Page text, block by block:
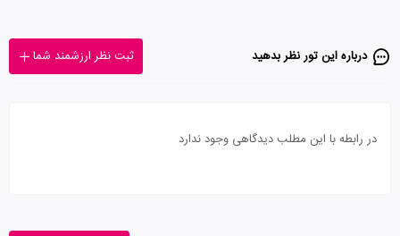
درباره این تور‌ نظر بدهید ثبت نظر ارزشمند شما
در رابطه با این مطلب دیدگاهی وجود ندارد